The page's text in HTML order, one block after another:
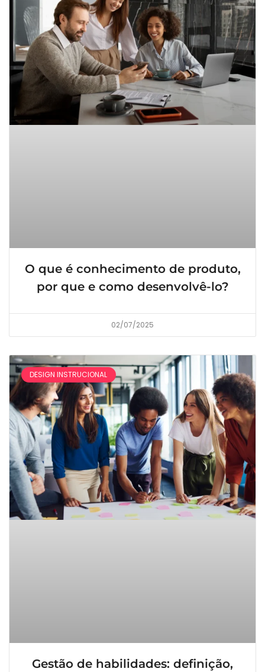
O que é conhecimento de produto,
por que e como desenvolvê-lo?
02/07/2025
DESIGN INSTRUCIONAL
Gestão de habilidades: definição,